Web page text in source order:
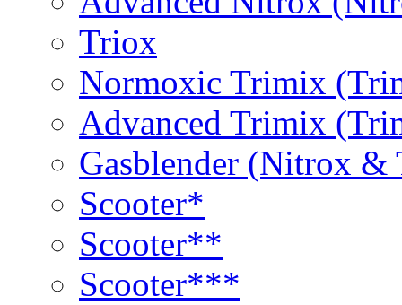
Triox
Normoxic Trimix
Advanced Trimix
Gasblender (Nitrox
Scooter*
Scooter**
Scooter***